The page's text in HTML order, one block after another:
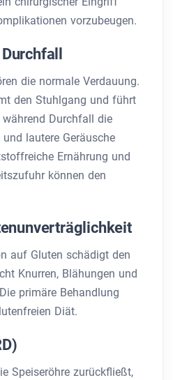
vorzubeugen.
die normale Verdauung.
den Stuhlgang und führt
Durchfall die
lautere Geräusche
Ernährung und
können den
auf Gluten schädigt den
Knurren, Blähungen und
primäre Behandlung
Diät.
Speiseröhre zurückfließt,